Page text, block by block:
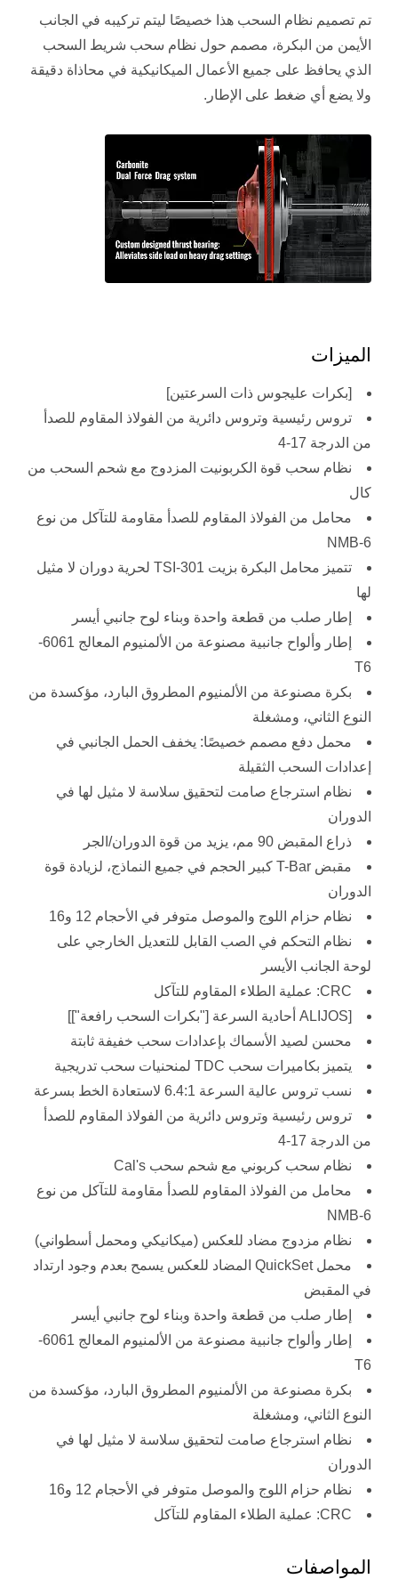
تم تصميم نظام السحب هذا خصيصًا ليتم تركيبه في الجانب
الأيمن من البكرة، مصمم حول نظام سحب شريط السحب
الذي يحافظ على جميع الأعمال الميكانيكية في محاذاة دقيقة
ولا يضع أي ضغط على الإطار.
الميزات
[بكرات عليجوس ذات السرعتين]
تروس رئيسية وتروس دائرية من الفولاذ المقاوم للصدأ
من الدرجة 17-4
نظام سحب قوة الكربونيت المزدوج مع شحم السحب من
كال
محامل من الفولاذ المقاوم للصدأ مقاومة للتآكل من نوع
6-NMB
تتميز محامل البكرة بزيت TSI-301 لحرية دوران لا مثيل
لها
إطار صلب من قطعة واحدة وبناء لوح جانبي أيسر
إطار وألواح جانبية مصنوعة من الألمنيوم المعالج 6061-
T6
بكرة مصنوعة من الألمنيوم المطروق البارد، مؤكسدة من
النوع الثاني، ومشغلة
محمل دفع مصمم خصيصًا: يخفف الحمل الجانبي في
إعدادات السحب الثقيلة
نظام استرجاع صامت لتحقيق سلاسة لا مثيل لها في
الدوران
ذراع المقبض 90 مم، يزيد من قوة الدوران/الجر
مقبض T-Bar كبير الحجم في جميع النماذج، لزيادة قوة
الدوران
نظام حزام اللوج والموصل متوفر في الأحجام 12 و16
نظام التحكم في الصب القابل للتعديل الخارجي على
لوحة الجانب الأيسر
CRC: عملية الطلاء المقاوم للتآكل
[ALIJOS أحادية السرعة ["بكرات السحب رافعة"]]
محسن لصيد الأسماك بإعدادات سحب خفيفة ثابتة
يتميز بكاميرات سحب TDC لمنحنيات سحب تدريجية
نسب تروس عالية السرعة 6.4:1 لاستعادة الخط بسرعة
تروس رئيسية وتروس دائرية من الفولاذ المقاوم للصدأ
من الدرجة 17-4
نظام سحب كربوني مع شحم سحب Cal's
محامل من الفولاذ المقاوم للصدأ مقاومة للتآكل من نوع
6-NMB
نظام مزدوج مضاد للعكس (ميكانيكي ومحمل أسطواني)
محمل QuickSet المضاد للعكس يسمح بعدم وجود ارتداد
في المقبض
إطار صلب من قطعة واحدة وبناء لوح جانبي أيسر
إطار وألواح جانبية مصنوعة من الألمنيوم المعالج 6061-
T6
بكرة مصنوعة من الألمنيوم المطروق البارد، مؤكسدة من
النوع الثاني، ومشغلة
نظام استرجاع صامت لتحقيق سلاسة لا مثيل لها في
الدوران
نظام حزام اللوج والموصل متوفر في الأحجام 12 و16
CRC: عملية الطلاء المقاوم للتآكل
المواصفات